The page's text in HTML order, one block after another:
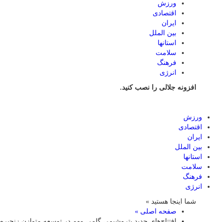
ورزش
اقتصادی
ایران
بین الملل
استانها
سلامت
فرهنگ
انرژی
افزونه جلالی را نصب کنید.
ورزش
اقتصادی
ایران
بین الملل
استانها
سلامت
فرهنگ
انرژی
شما اینجا هستید »
صفحه اصلی »